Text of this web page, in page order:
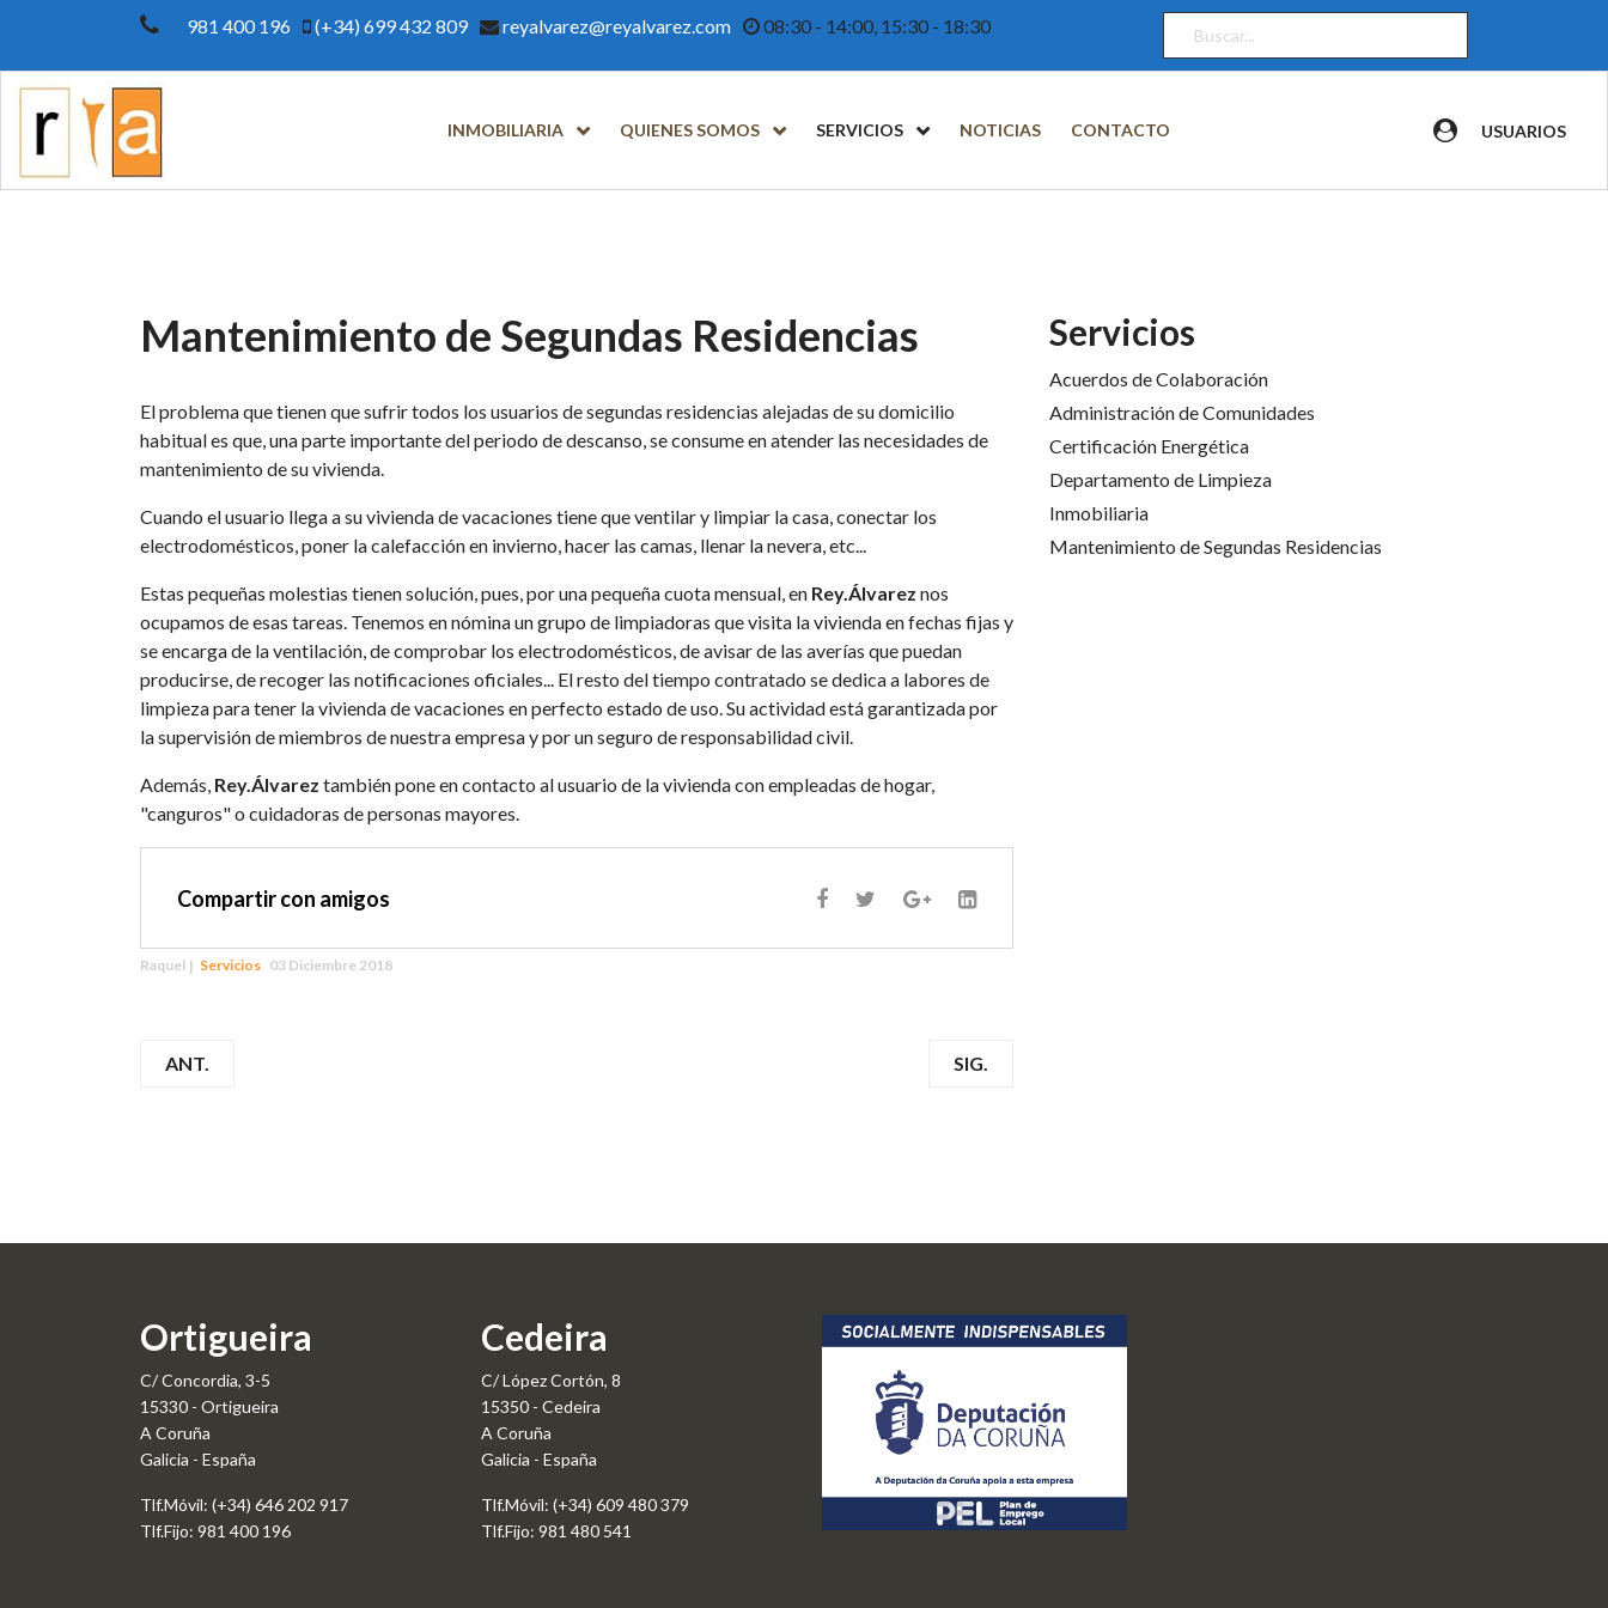
981 400 196 (+34) 699 432 809 reyalvarez@reyalvarez.com 08:30 - 14:00, 15:30 - 18:30
INMOBILIARIA QUIENES SOMOS SERVICIOS NOTICIAS CONTACTO USUARIOS
Mantenimiento de Segundas Residencias
El problema que tienen que sufrir todos los usuarios de segundas residencias alejadas de su domicilio
habitual es que, una parte importante del periodo de descanso, se consume en atender las necesidades de
mantenimiento de su vivienda.
Cuando el usuario llega a su vivienda de vacaciones tiene que ventilar y limpiar la casa, conectar los
electrodomésticos, poner la calefacción en invierno, hacer las camas, llenar la nevera, etc...
Estas pequeñas molestias tienen solución, pues, por una pequeña cuota mensual, en Rey.Álvarez nos
ocupamos de esas tareas. Tenemos en nómina un grupo de limpiadoras que visita la vivienda en fechas fijas y
se encarga de la ventilación, de comprobar los electrodomésticos, de avisar de las averías que puedan
producirse, de recoger las notificaciones oficiales... El resto del tiempo contratado se dedica a labores de
limpieza para tener la vivienda de vacaciones en perfecto estado de uso. Su actividad está garantizada por
la supervisión de miembros de nuestra empresa y por un seguro de responsabilidad civil.
Además, Rey.Álvarez también pone en contacto al usuario de la vivienda con empleadas de hogar,
"canguros" o cuidadoras de personas mayores.
Compartir con amigos
Raquel Servicios 03 Diciembre 2018
ANT. SIG.
Servicios
Acuerdos de Colaboración
Administración de Comunidades
Certificación Energética
Departamento de Limpieza
Inmobiliaria
Mantenimiento de Segundas Residencias
Ortigueira
C/ Concordia, 3-5
15330 - Ortigueira
A Coruña
Galicia - España
Tlf.Móvil: (+34) 646 202 917
Tlf.Fijo: 981 400 196
Cedeira
C/ López Cortón, 8
15350 - Cedeira
A Coruña
Galicia - España
Tlf.Móvil: (+34) 609 480 379
Tlf.Fijo: 981 480 541